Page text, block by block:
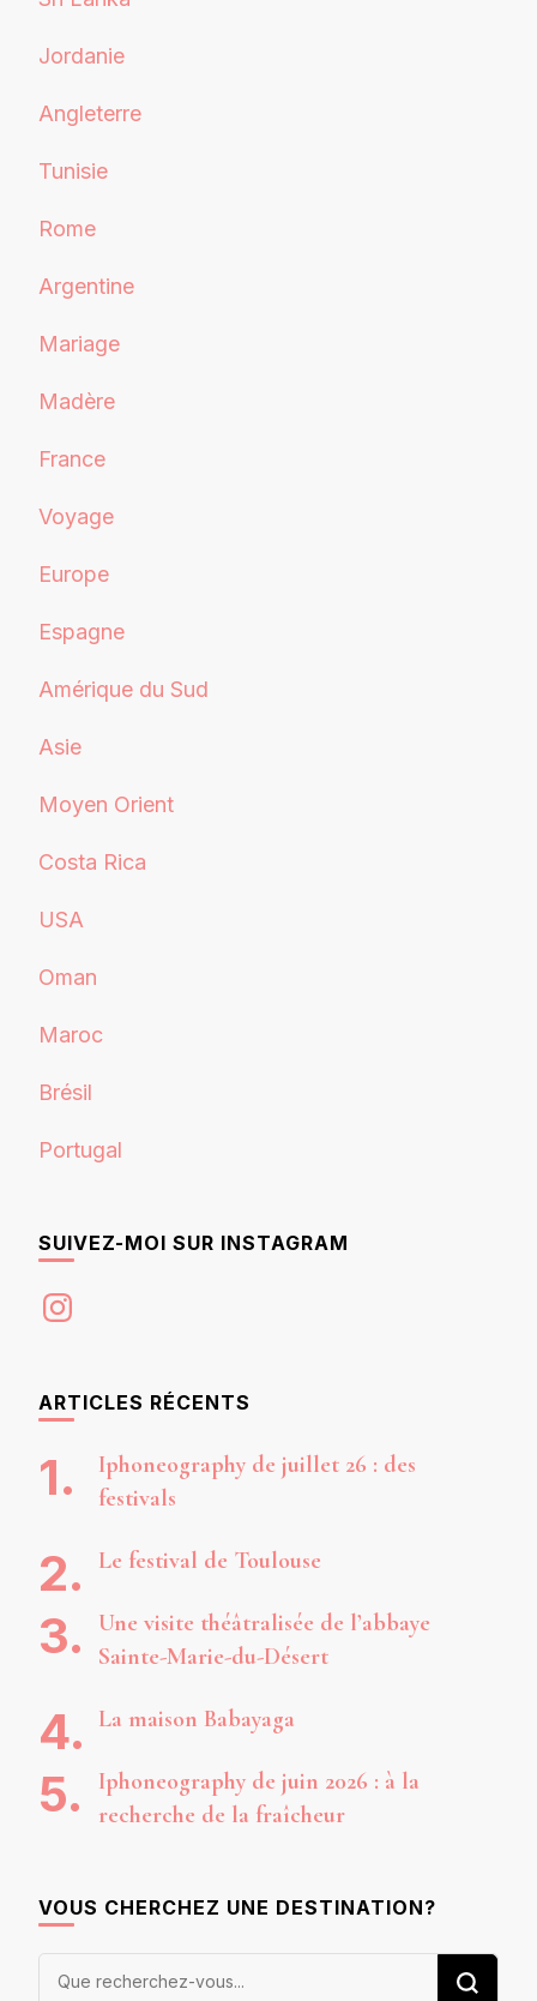
Jordanie
Angleterre
Tunisie
Rome
Argentine
Mariage
Madère
France
Voyage
Europe
Espagne
Amérique du Sud
Asie
Moyen Orient
Costa Rica
USA
Oman
Maroc
Brésil
Portugal
SUIVEZ-MOI SUR INSTAGRAM
Instagram
ARTICLES RÉCENTS
Iphoneography de juillet 26 : des
festivals
Le festival de Toulouse
Une visite théâtralisée de l’abbaye
Sainte-Marie-du-Désert
La maison Babayaga
Iphoneography de juin 2026 : à la
recherche de la fraîcheur
VOUS CHERCHEZ UNE DESTINATION?
Vous